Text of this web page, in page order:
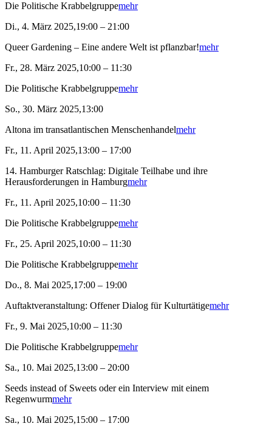
Die Politische Krabbelgruppemehr
Di., 4. März 2025,19:00 – 21:00
Queer Gardening – Eine andere Welt ist pflanzbar!mehr
Fr., 28. März 2025,10:00 – 11:30
Die Politische Krabbelgruppemehr
So., 30. März 2025,13:00
Altona im transatlantischen Menschenhandelmehr
Fr., 11. April 2025,13:00 – 17:00
14. Hamburger Ratschlag: Digitale Teilhabe und ihre
Herausforderungen in Hamburgmehr
Fr., 11. April 2025,10:00 – 11:30
Die Politische Krabbelgruppemehr
Fr., 25. April 2025,10:00 – 11:30
Die Politische Krabbelgruppemehr
Do., 8. Mai 2025,17:00 – 19:00
Auftaktveranstaltung: Offener Dialog für Kulturtätigemehr
Fr., 9. Mai 2025,10:00 – 11:30
Die Politische Krabbelgruppemehr
Sa., 10. Mai 2025,13:00 – 20:00
Seeds instead of Sweets oder ein Interview mit einem
Regenwurmmehr
Sa., 10. Mai 2025,15:00 – 17:00